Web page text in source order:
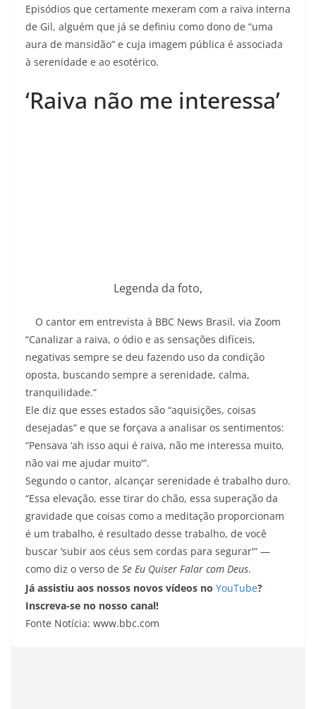
Episódios que certamente mexeram com a raiva interna
de Gil, alguém que já se definiu como dono de “uma
aura de mansidão” e cuja imagem pública é associada
à serenidade e ao esotérico.
‘Raiva não me interessa’
Legenda da foto,
O cantor em entrevista à BBC News Brasil, via Zoom
“Canalizar a raiva, o ódio e as sensações difíceis,
negativas sempre se deu fazendo uso da condição
oposta, buscando sempre a serenidade, calma,
tranquilidade.”
Ele diz que esses estados são “aquisições, coisas
desejadas” e que se forçava a analisar os sentimentos:
“Pensava ‘ah isso aqui é raiva, não me interessa muito,
não vai me ajudar muito'”.
Segundo o cantor, alcançar serenidade é trabalho duro.
“Essa elevação, esse tirar do chão, essa superação da
gravidade que coisas como a meditação proporcionam
é um trabalho, é resultado desse trabalho, de você
buscar ‘subir aos céus sem cordas para segurar'” —
como diz o verso de Se Eu Quiser Falar com Deus.
Já assistiu aos nossos novos vídeos no YouTube?
Inscreva-se no nosso canal!
Fonte Notícia: www.bbc.com